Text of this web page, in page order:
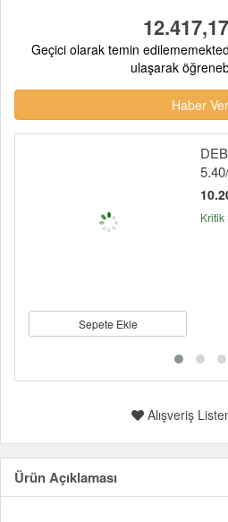
Geçici olarak temin
ulaşarak
Haber Ver
Sepete Ekle
Kritik
Alışveriş
Ürün Açıklaması